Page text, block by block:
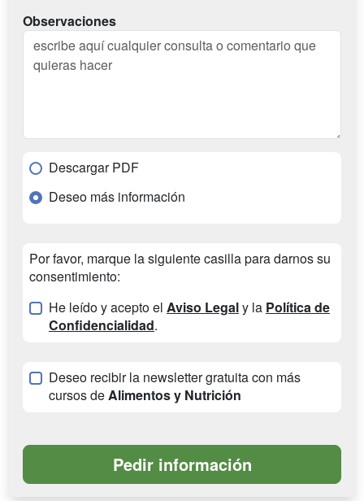
Observaciones
Descargar PDF
Deseo más información
Por favor, marque la siguiente casilla para darnos su
consentimiento:
He leído y acepto el Aviso Legaly la Política de
Confidencialidad.
Deseo recibir la newsletter gratuita con más
cursos deAlimentos y Nutrición